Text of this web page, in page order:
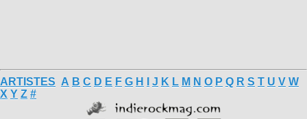
ARTISTES A B C D E F G H J K L M N O P Q R S T U V W
X Y Z #